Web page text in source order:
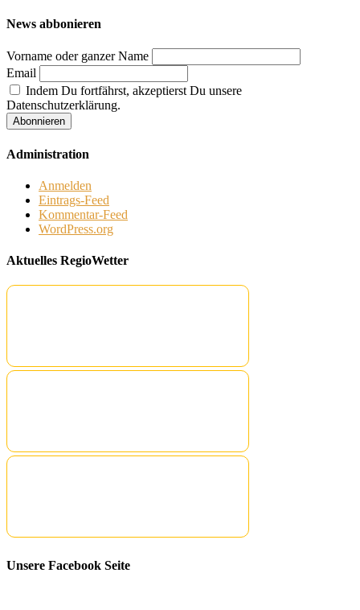
News abbonieren
Vorname oder ganzer Name
Email
Indem Du fortfährst, akzeptierst Du unsere
Datenschutzerklärung.
Administration
Anmelden
Eintrags-Feed
Kommentar-Feed
WordPress.org
Aktuelles RegioWetter
Unsere Facebook Seite